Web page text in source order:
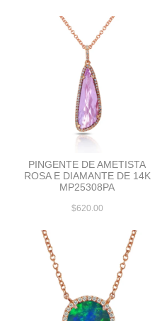
PINGENTE DE AMETISTA
ROSA E DIAMANTE DE 14K
MP25308PA
$620.00